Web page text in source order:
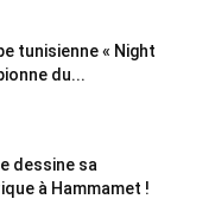
tunisienne « Night
du...
dessine sa
à Hammamet !